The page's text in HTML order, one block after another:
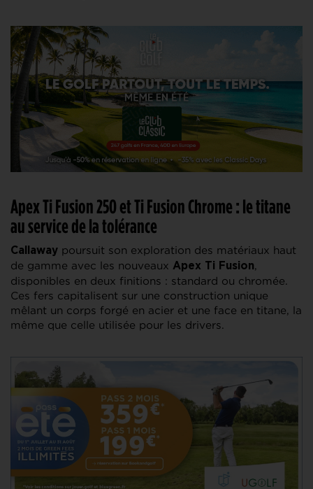
Apex Ti Fusion 250 et Ti Fusion Chrome : le titane
au service de la tolérance
Callaway poursuit son exploration des matériaux haut
de gamme avec les nouveaux Apex Ti Fusion,
disponibles en deux finitions : standard ou chromée.
Ces fers capitalisent sur une construction unique
mêlant un corps forgé en acier et une face en titane, la
même que celle utilisée pour les drivers.